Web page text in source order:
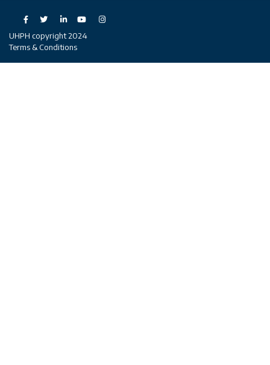
Social
UHPH copyright 2024
Terms & Conditions